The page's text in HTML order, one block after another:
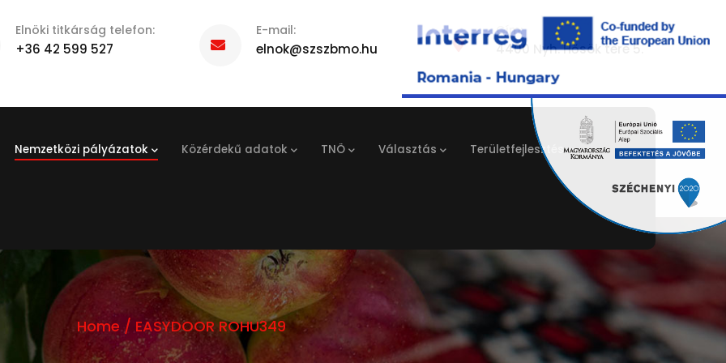
Elnöki titkárság telefon:
+36 42 599 527
E-mail:
elnok@szszbmo.hu
Cím:
4400 Nyh. Hősök tere 5.
Nemzetközi pályázatok Közérdekű adatok TNÖ Választás Területfejlesztés
Home / EASYDOOR ROHU349